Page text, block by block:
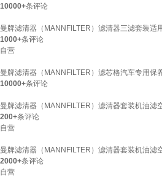
10000+条评论
曼牌滤清器（MANNFILTER）滤清器三滤套装
1000+条评论
自营
曼牌滤清器（MANNFILTER）滤芯格汽车专用
10000+条评论
曼牌滤清器（MANNFILTER）滤清器套装机油
200+条评论
自营
曼牌滤清器（MANNFILTER）滤清器套装机油
2000+条评论
自营